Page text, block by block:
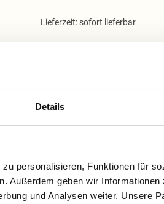
Details
personalisieren, Funktionen für
Außerdem geben wir
und Analysen weiter. Unsere
Lieferzeit: sofort lieferbar
Artikelnummer:
Detailinformationen